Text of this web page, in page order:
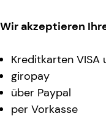
Wir akzeptieren
Kreditkarten VISA
giropay
über Paypal
per Vorkasse